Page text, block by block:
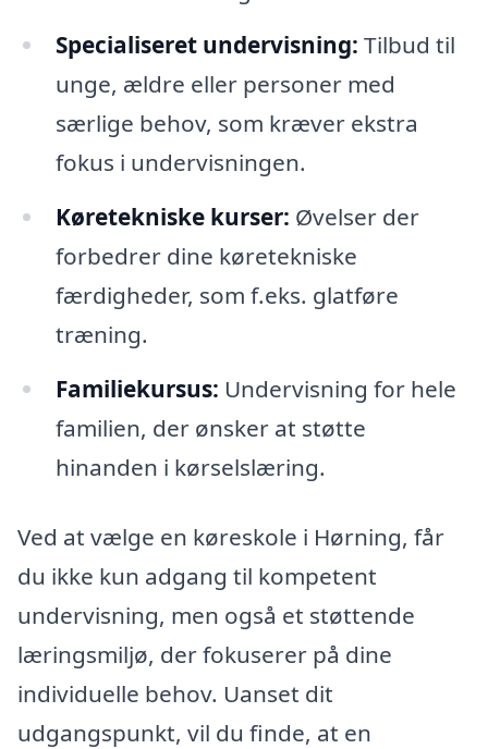
Specialiseret undervisning: Tilbud til
unge, ældre eller personer med
særlige behov, som kræver ekstra
fokus i undervisningen.
Køretekniske kurser: Øvelser der
forbedrer dine køretekniske
færdigheder, som f.eks. glatføre
træning.
Familiekursus: Undervisning for hele
familien, der ønsker at støtte
hinanden i kørselslæring.
Ved at vælge en køreskole i Hørning, får
du ikke kun adgang til kompetent
undervisning, men også et støttende
læringsmiljø, der fokuserer på dine
individuelle behov. Uanset dit
udgangspunkt, vil du finde, at en